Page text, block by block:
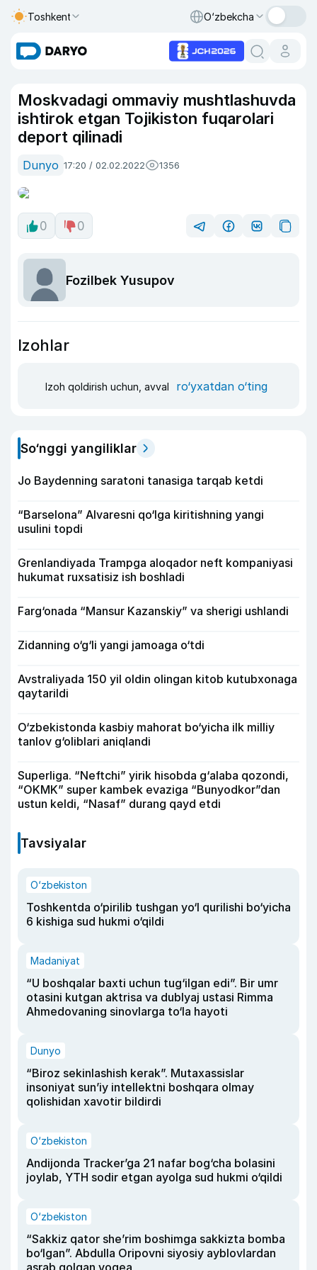
Toshkent O‘zbekcha
Moskvadagi ommaviy mushtlashuvda
ishtirok etgan Tojikiston fuqarolari
deport qilinadi
Dunyo 17:20 / 02.02.2022 1356
0 0
Fozilbek Yusupov
Izohlar
Izoh qoldirish uchun, avval ro‘yxatdan o‘ting
So‘nggi yangiliklar
Jo Baydenning saratoni tanasiga tarqab ketdi
“Barselona” Alvaresni qo‘lga kiritishning yangi
usulini topdi
Grenlandiyada Trampga aloqador neft kompaniyasi
hukumat ruxsatisiz ish boshladi
Farg‘onada “Mansur Kazanskiy” va sherigi ushlandi
Zidanning o‘g‘li yangi jamoaga o‘tdi
Avstraliyada 150 yil oldin olingan kitob kutubxonaga
qaytarildi
O‘zbekistonda kasbiy mahorat bo‘yicha ilk milliy
tanlov g‘oliblari aniqlandi
Superliga. “Neftchi” yirik hisobda g‘alaba qozondi,
“OKMK” super kambek evaziga “Bunyodkor”dan
ustun keldi, “Nasaf” durang qayd etdi
Tavsiyalar
O‘zbekiston
Toshkentda o‘pirilib tushgan yo‘l qurilishi bo‘yicha
6 kishiga sud hukmi o‘qildi
Madaniyat
“U boshqalar baxti uchun tug‘ilgan edi”. Bir umr
otasini kutgan aktrisa va dublyaj ustasi Rimma
Ahmedovaning sinovlarga to‘la hayoti
Dunyo
“Biroz sekinlashish kerak”. Mutaxassislar
insoniyat sun’iy intellektni boshqara olmay
qolishidan xavotir bildirdi
O‘zbekiston
Andijonda Tracker’ga 21 nafar bog‘cha bolasini
joylab, YTH sodir etgan ayolga sud hukmi o‘qildi
O‘zbekiston
“Sakkiz qator she’rim boshimga sakkizta bomba
bo‘lgan”. Abdulla Oripovni siyosiy ayblovlardan
asrab qolgan voqea